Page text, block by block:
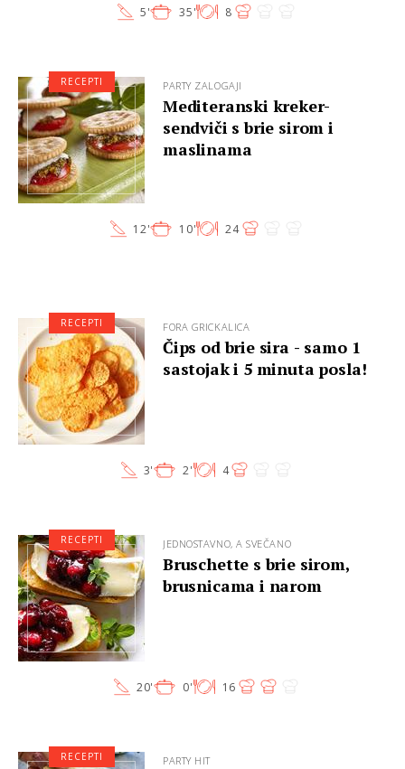
5' 35' 8
PARTY ZALOGAJI
Mediteranski kreker-
sendviči s brie sirom i
maslinama
12' 10' 24
RECEPTI
FORA GRICKALICA
Čips od brie sira - samo 1
sastojak i 5 minuta posla!
3' 2' 4
RECEPTI
JEDNOSTAVNO, A SVEČANO
Bruschette s brie sirom,
brusnicama i narom
20' 0' 16
RECEPTI
PARTY HIT
RECEPTI